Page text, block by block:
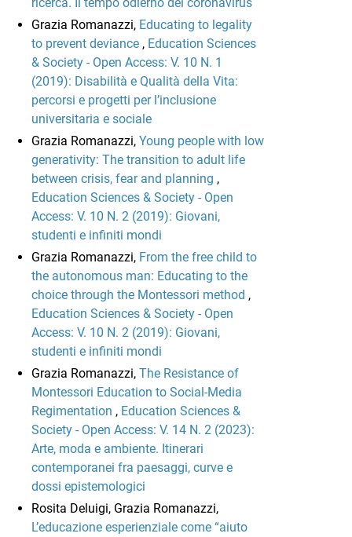
Grazia Romanazzi, Educating to legality
to prevent deviance , Education Sciences
& Society - Open Access: V. 10 N. 1
(2019): Disabilità e Qualità della Vita:
percorsi e progetti per l’inclusione
universitaria e sociale
Grazia Romanazzi, Young people with low
generativity: The transition to adult life
between crisis, fear and planning ,
Education Sciences & Society - Open
Access: V. 10 N. 2 (2019): Giovani,
studenti e infiniti mondi
Grazia Romanazzi, From the free child to
the autonomous man: Educating to the
choice through the Montessori method ,
Education Sciences & Society - Open
Access: V. 10 N. 2 (2019): Giovani,
studenti e infiniti mondi
Grazia Romanazzi, The Resistance of
Montessori Education to Social-Media
Regimentation , Education Sciences &
Society - Open Access: V. 14 N. 2 (2023):
Arte, moda e ambiente. Itinerari
contemporanei fra paesaggi, curve e
dossi epistemologici
Rosita Deluigi, Grazia Romanazzi,
L’educazione esperienziale come “aiuto